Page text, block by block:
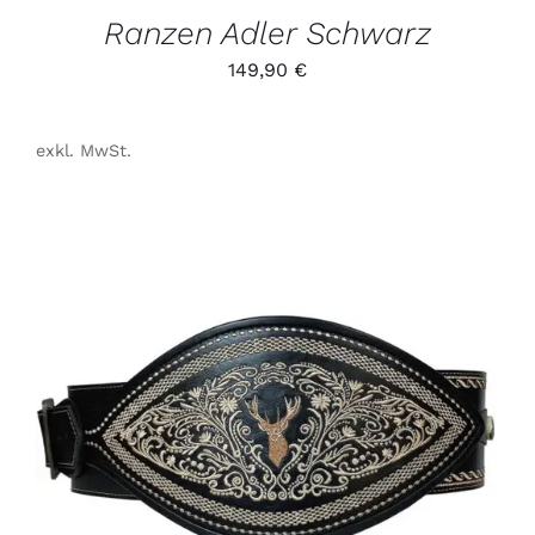
GEWÄHLT
WERDEN
Ranzen Adler Schwarz
149,90 €
exkl. MwSt.
DIESES
PRODUKT
WEIST
MEHRERE
VARIANTEN
/
DETAILS